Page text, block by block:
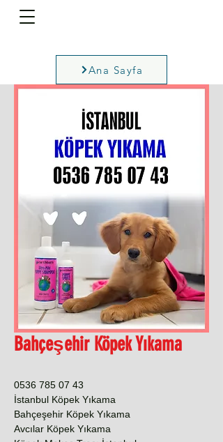
Ana Sayfa
Bahçeşehir Köpek Yıkama
0536 785 07 43
İstanbul Köpek Yıkama
Bahçeşehir Köpek Yıkama
Avcılar Köpek Yıkama